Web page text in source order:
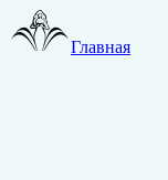
Главная